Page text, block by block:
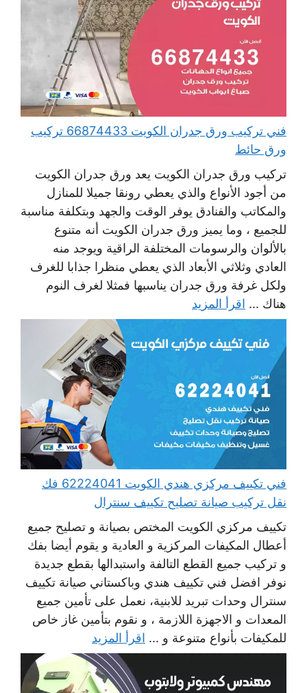
فني تركيب ورق جدران الكويت 66874433 تركيب
ورق حائط
تركيب ورق جدران الكويت يعد ورق جدران الكويت
من أجود الأنواع والذي يعطي رونقا جميلا للمنازل
والمكاتب والفنادق يوفر الوقت والجهد وبتكلفة مناسبة
للجميع ، وما يميز ورق جدران الكويت أنه متنوع
بالألوان والرسومات المختلفة الراقية ويوجد منه
العادي وثلاثي الأبعاد الذي يعطي منظرا جذابا للغرف
ولكل غرفة ورق جدران يناسبها فمثلا لغرف النوم
هناك ... اقرأ المزيد
فني تكييف مركزي هندي الكويت 62224041 فك
نقل تركيب صيانة تصليح تكييف سنترال
تكييف مركزي الكويت المختص بصيانة و تصليح جميع
أعطال المكيفات المركزية و العادية و يقوم أيضا بفك
و تركيب جميع القطع التالفة واستبدالها بقطع جديدة
نوفر افضل فني تكييف هندي وباكستاني صيانة تكييف
سنترال وحدات تبريد للابنية، نعمل على تأمين جميع
المعدات و الاجهزة اللازمة ، و نقوم بتأمين غاز خاص
للمكيفات بأنواع متنوعة و ... اقرأ المزيد